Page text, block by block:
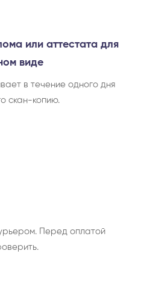
или аттестата для
виде
в течение одного дня
скан-копию.
Перед оплатой